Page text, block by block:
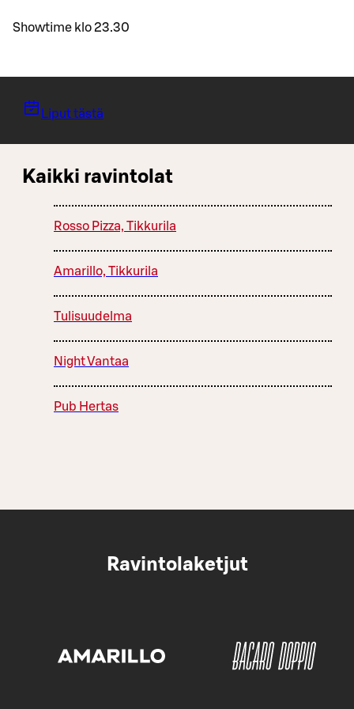
Showtime klo 23.30
Liput tästä
Kaikki ravintolat
Rosso Pizza, Tikkurila
Amarillo, Tikkurila
Tulisuudelma
Night Vantaa
Pub Hertas
Ravintolaketjut